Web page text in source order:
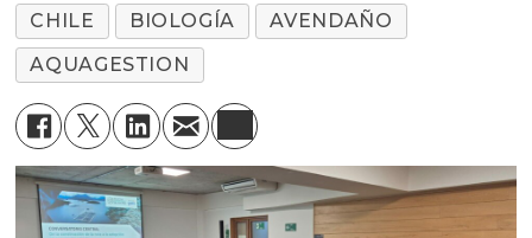
CHILE
BIOLOGÍA
AVENDAÑO
AQUAGESTION